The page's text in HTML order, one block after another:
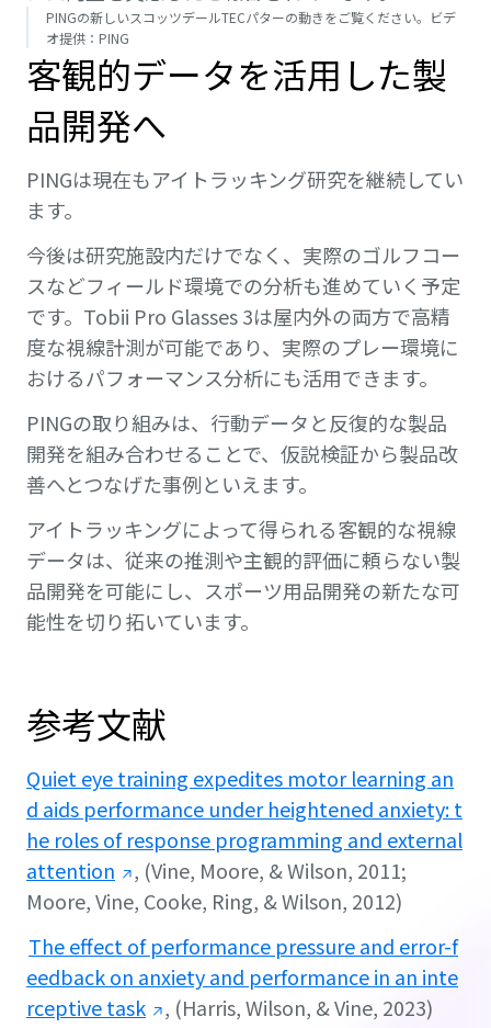
PINGの新しいスコッツデールTECパターの動きをご覧ください。ビデ
オ提供：PING
客観的データを活用した製
品開発へ
PINGは現在もアイトラッキング研究を継続してい
ます。
今後は研究施設内だけでなく、実際のゴルフコー
スなどフィールド環境での分析も進めていく予定
です。Tobii Pro Glasses 3は屋内外の両方で高精
度な視線計測が可能であり、実際のプレー環境に
おけるパフォーマンス分析にも活用できます。
PINGの取り組みは、行動データと反復的な製品
開発を組み合わせることで、仮説検証から製品改
善へとつなげた事例といえます。
アイトラッキングによって得られる客観的な視線
データは、従来の推測や主観的評価に頼らない製
品開発を可能にし、スポーツ用品開発の新たな可
能性を切り拓いています。
参考文献
Quiet eye training expedites motor learning an
d aids performance under heightened anxiety: t
he roles of response programming and external
attention
, (Vine, Moore, & Wilson, 2011;
Moore, Vine, Cooke, Ring, & Wilson, 2012)
The effect of performance pressure and error-f
eedback on anxiety and performance in an inte
rceptive task
, (Harris, Wilson, & Vine, 2023)